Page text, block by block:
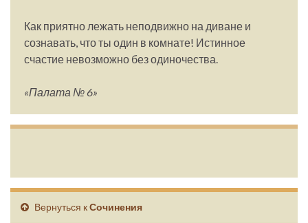
Как приятно лежать неподвижно на диване и
сознавать, что ты один в комнате! Истинное
счастие невозможно без одиночества.
«Палата № 6»
Вернуться кСочинения